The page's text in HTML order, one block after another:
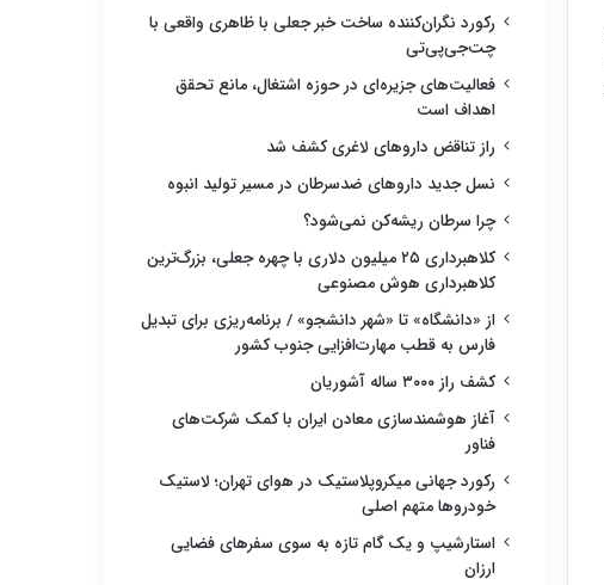
رکورد نگران‌کننده ساخت خبر جعلی با ظاهری واقعی با
چت‌جی‌پی‌تی
فعالیت‌های جزیره‌ای در حوزه اشتغال، مانع تحقق
اهداف است
راز تناقض داروهای لاغری کشف شد
نسل جدید داروهای ضدسرطان در مسیر تولید انبوه
چرا سرطان ریشه‌کن نمی‌شود؟
کلاهبرداری ۲۵ میلیون دلاری با چهره جعلی، بزرگ‌ترین
کلاهبرداری هوش مصنوعی
از «دانشگاه» تا «شهر دانشجو» / برنامه‌ریزی برای تبدیل
فارس به قطب مهارت‌افزایی جنوب کشور
کشف راز ۳۰۰۰ ساله آشوریان
آغاز هوشمندسازی معادن ایران با کمک شرکت‌های
فناور
رکورد جهانی میکروپلاستیک در هوای تهران؛ لاستیک
خودروها متهم اصلی
استارشیپ و یک گام تازه به سوی سفرهای فضایی
ارزان